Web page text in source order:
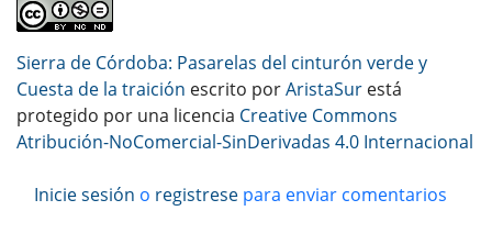
Sierra de Córdoba: Pasarelas del cinturón verde y
Cuesta de la traición escrito porAristaSur está
protegido por una licencia Creative Commons
Atribución-NoComercial-SinDerivadas 4.0 Internacional
Inicie sesión o registrese para enviar comentarios